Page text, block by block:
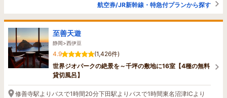
航空券/JR新幹線・特急付プランから探す
至善天遊
静岡>西伊豆
4.9
(1,426件)
世界ジオパークの絶景を～千坪の敷地に16室【4種の無料
貸切風呂】
修善寺駅よりバスで1時間20分下田駅よりバスで1時間東名沼津ICより